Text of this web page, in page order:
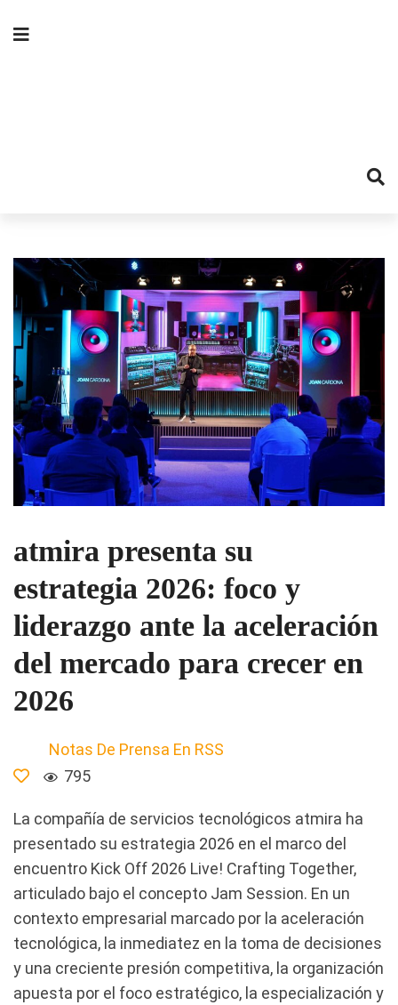
atmira presenta su
estrategia 2026: foco y
liderazgo ante la aceleración
del mercado para crecer en
2026
Notas De Prensa En RSS
795
La compañía de servicios tecnológicos atmira ha
presentado su estrategia 2026 en el marco del
encuentro Kick Off 2026 Live! Crafting Together,
articulado bajo el concepto Jam Session. En un
contexto empresarial marcado por la aceleración
tecnológica, la inmediatez en la toma de decisiones
y una creciente presión competitiva, la organización
apuesta por el foco estratégico, la especialización y